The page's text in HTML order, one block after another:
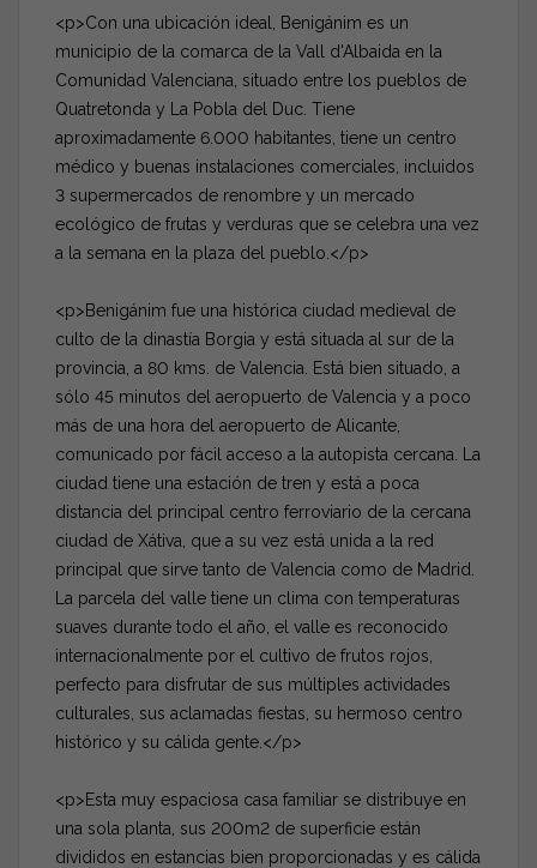
<p>Con una ubicación ideal, Benigánim es un
municipio de la comarca de la Vall d'Albaida en la
Comunidad Valenciana, situado entre los pueblos de
Quatretonda y La Pobla del Duc. Tiene
aproximadamente 6.000 habitantes, tiene un centro
médico y buenas instalaciones comerciales, incluidos
3 supermercados de renombre y un mercado
ecológico de frutas y verduras que se celebra una vez
a la semana en la plaza del pueblo.</p>
<p>Benigánim fue una histórica ciudad medieval de
culto de la dinastía Borgia y está situada al sur de la
provincia, a 80 kms. de Valencia. Está bien situado, a
sólo 45 minutos del aeropuerto de Valencia y a poco
más de una hora del aeropuerto de Alicante,
comunicado por fácil acceso a la autopista cercana. La
ciudad tiene una estación de tren y está a poca
distancia del principal centro ferroviario de la cercana
ciudad de Xátiva, que a su vez está unida a la red
principal que sirve tanto de Valencia como de Madrid.
La parcela del valle tiene un clima con temperaturas
suaves durante todo el año, el valle es reconocido
internacionalmente por el cultivo de frutos rojos,
perfecto para disfrutar de sus múltiples actividades
culturales, sus aclamadas fiestas, su hermoso centro
histórico y su cálida gente.</p>
<p>Esta muy espaciosa casa familiar se distribuye en
una sola planta, sus 200m2 de superficie están
divididos en estancias bien proporcionadas y es cálida